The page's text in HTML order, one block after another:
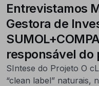
Entrevistamos
Gestora de
responsável do
SIntese do Projeto O
“clean label” naturais,